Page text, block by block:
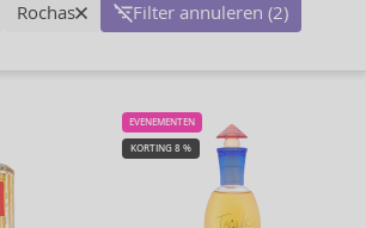
Rochas Filter annuleren (2)
EVENEMENTEN
KORTING 8 %